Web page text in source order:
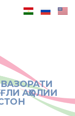
АҲОЛИИ